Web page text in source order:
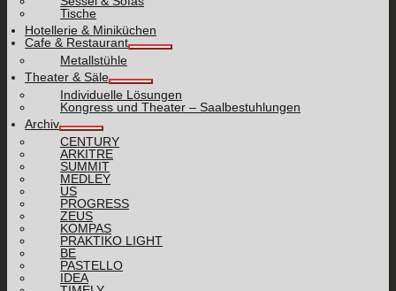
Tische
Hotellerie & Miniküchen
Cafe & Restaurant
Metallstühle
Theater & Säle
Individuelle Lösungen
Kongress und Theater – Saalbestuhlungen
Archiv
CENTURY
ARKITRE
SUMMIT
MEDLEY
US
PROGRESS
ZEUS
KOMPAS
PRAKTIKO LIGHT
BE
PASTELLO
IDEA